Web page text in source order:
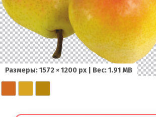
Размеры: 1572 × 1200 px | Вес: 1.91 MB